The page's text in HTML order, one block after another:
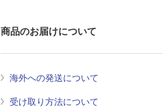
商品のお届けについて
海外への発送について
受け取り方法について